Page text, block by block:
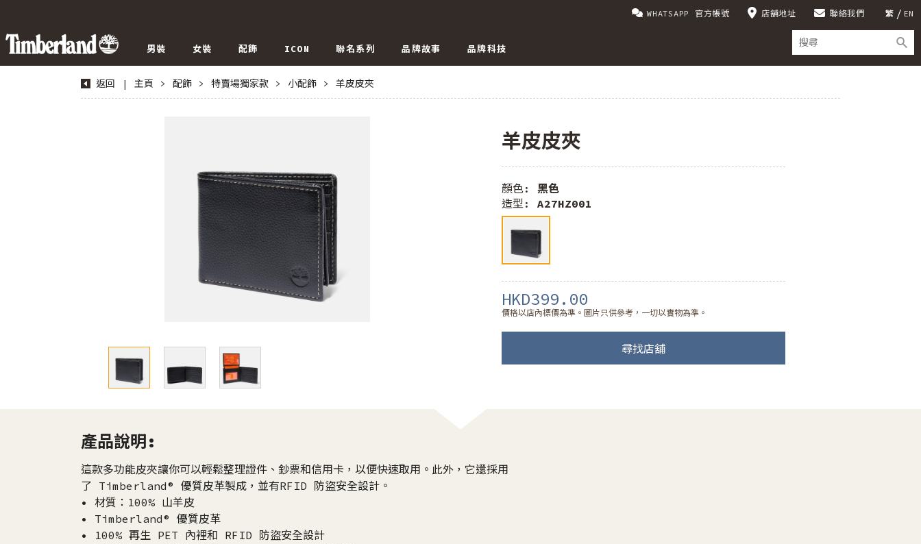
繁 EN
WHATSAPP 官方帳號 店舖地址 聯絡我們
男裝 女裝 配飾 ICON 聯名系列 品牌故事 品牌科技
返回 | 主頁 > 配飾 > 特賣場獨家款 > 小配飾 > 羊皮皮夾
羊皮皮夾
顏色: 黑色
造型: A27HZ001
HKD399.00
價格以店內標價為準。圖片只供參考，一切以實物為準。
尋找店舖
產品說明:
這款多功能皮夾讓你可以輕鬆整理證件、鈔票和信用卡，以便快速取用。此外，它還採用
了 Timberland® 優質皮革製成，並有RFID 防盜安全設計。
• 材質：100% 山羊皮
• Timberland® 優質皮革
• 100% 再生 PET 內裡和 RFID 防盜安全設計